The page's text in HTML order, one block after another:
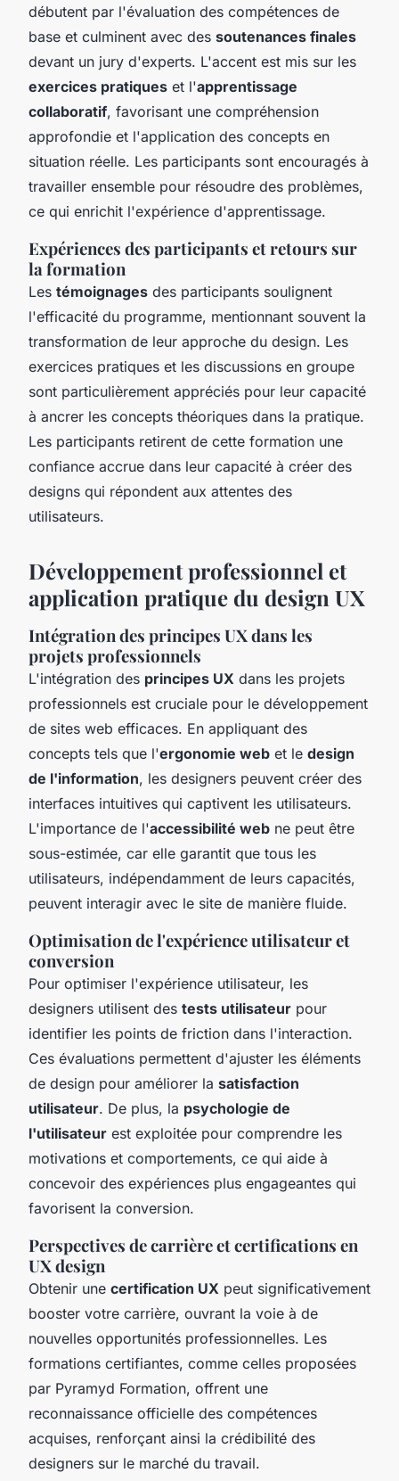
débutent par l'évaluation des compétences de
base et culminent avec des soutenances finales
devant un jury d'experts. L'accent est mis sur les
exercices pratiques et l'apprentissage
collaboratif, favorisant une compréhension
approfondie et l'application des concepts en
situation réelle. Les participants sont encouragés à
travailler ensemble pour résoudre des problèmes,
ce qui enrichit l'expérience d'apprentissage.
Expériences des participants et retours sur
la formation
Les témoignages des participants soulignent
l'efficacité du programme, mentionnant souvent la
transformation de leur approche du design. Les
exercices pratiques et les discussions en groupe
sont particulièrement appréciés pour leur capacité
à ancrer les concepts théoriques dans la pratique.
Les participants retirent de cette formation une
confiance accrue dans leur capacité à créer des
designs qui répondent aux attentes des
utilisateurs.
Développement professionnel et
application pratique du design UX
Intégration des principes UX dans les
projets professionnels
L'intégration des principes UX dans les projets
professionnels est cruciale pour le développement
de sites web efficaces. En appliquant des
concepts tels que l'ergonomie web et le design
de l'information, les designers peuvent créer des
interfaces intuitives qui captivent les utilisateurs.
L'importance de l'accessibilité web ne peut être
sous-estimée, car elle garantit que tous les
utilisateurs, indépendamment de leurs capacités,
peuvent interagir avec le site de manière fluide.
Optimisation de l'expérience utilisateur et
conversion
Pour optimiser l'expérience utilisateur, les
designers utilisent des tests utilisateur pour
identifier les points de friction dans l'interaction.
Ces évaluations permettent d'ajuster les éléments
de design pour améliorer la satisfaction
utilisateur. De plus, la psychologie de
l'utilisateur est exploitée pour comprendre les
motivations et comportements, ce qui aide à
concevoir des expériences plus engageantes qui
favorisent la conversion.
Perspectives de carrière et certifications en
UX design
Obtenir une certification UX peut significativement
booster votre carrière, ouvrant la voie à de
nouvelles opportunités professionnelles. Les
formations certifiantes, comme celles proposées
par Pyramyd Formation, offrent une
reconnaissance officielle des compétences
acquises, renforçant ainsi la crédibilité des
designers sur le marché du travail.